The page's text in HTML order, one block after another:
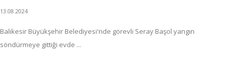
13.08.2024
Balıkesir Büyükşehir Belediyesi'nde görevli Seray Başol yangın
söndürmeye gittiği evde ...